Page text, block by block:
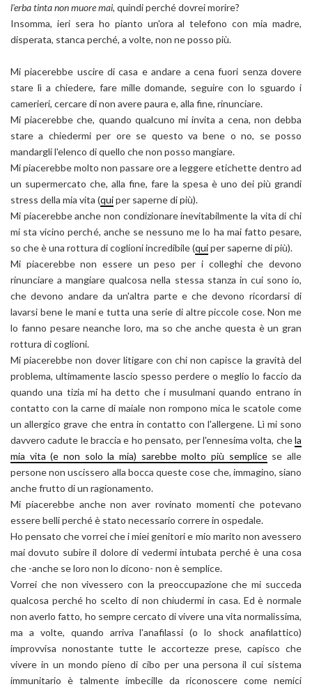
l'erba tinta non muore mai, quindi perché dovrei morire?
Insomma, ieri sera ho pianto un'ora al telefono con mia madre,
disperata, stanca perché, a volte, non ne posso più.
Mi piacerebbe uscire di casa e andare a cena fuori senza dovere
stare lì a chiedere, fare mille domande, seguire con lo sguardo i
camerieri, cercare di non avere paura e, alla fine, rinunciare.
Mi piacerebbe che, quando qualcuno mi invita a cena, non debba
stare a chiedermi per ore se questo va bene o no, se posso
mandargli l'elenco di quello che non posso mangiare.
Mi piacerebbe molto non passare ore a leggere etichette dentro ad
un supermercato che, alla fine, fare la spesa è uno dei più grandi
stress della mia vita (quiper saperne di più).
Mi piacerebbe anche non condizionare inevitabilmente la vita di chi
mi sta vicino perché, anche se nessuno me lo ha mai fatto pesare,
so che è una rottura di coglioni incredibile (quiper saperne di più).
Mi piacerebbe non essere un peso per i colleghi che devono
rinunciare a mangiare qualcosa nella stessa stanza in cui sono io,
che devono andare da un'altra parte e che devono ricordarsi di
lavarsi bene le mani e tutta una serie di altre piccole cose. Non me
lo fanno pesare neanche loro, ma so che anche questa è un gran
rottura di coglioni.
Mi piacerebbe non dover litigare con chi non capisce la gravità del
problema, ultimamente lascio spesso perdere o meglio lo faccio da
quando una tizia mi ha detto che i musulmani quando entrano in
contatto con la carne di maiale non rompono mica le scatole come
un allergico grave che entra in contatto con l'allergene. Lì mi sono
davvero cadute le braccia e ho pensato, per l'ennesima volta, chela
mia vita (e non solo la mia) sarebbe molto più semplicese alle
persone non uscissero alla bocca queste cose che, immagino, siano
anche frutto di un ragionamento.
Mi piacerebbe anche non aver rovinato momenti che potevano
essere belli perché è stato necessario correre in ospedale.
Ho pensato che vorrei che i miei genitori e mio marito non avessero
mai dovuto subire il dolore di vedermi intubata perché è una cosa
che -anche se loro non lo dicono- non è semplice.
Vorrei che non vivessero con la preoccupazione che mi succeda
qualcosa perché ho scelto di non chiudermi in casa. Ed è normale
non averlo fatto, ho sempre cercato di vivere una vita normalissima,
ma a volte, quando arriva l'anafilassi (o lo shock anafilattico)
improvvisa nonostante tutte le accortezze prese, capisco che
vivere in un mondo pieno di cibo per una persona il cui sistema
immunitario è talmente imbecille da riconoscere come nemici